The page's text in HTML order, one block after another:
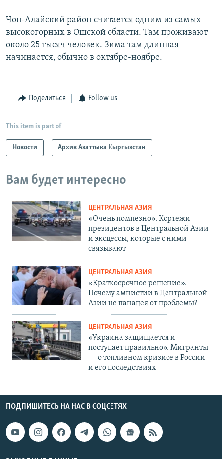
Чон-Алайский район считается одним из самых
высокогорных в Ошской области. Там проживают
около 25 тысяч человек. Зима там длинная –
начинается, обычно в октябре-ноябре.
Поделиться Follow us
This item is part of
Новости Архив Азаттыка Кыргызстан
Вам будет интересно
ЦЕНТРАЛЬНАЯ АЗИЯ
«Очень помпезно». Кортежи
президентов в Центральной Азии
и эксцессы, которые с ними
связывают
ЦЕНТРАЛЬНАЯ АЗИЯ
«Краткосрочное решение».
Почему амнистии в Центральной
Азии не панацея от проблемы?
ЦЕНТРАЛЬНАЯ АЗИЯ
«Украина защищается и
поступает правильно». Мигранты
— о топливном кризисе в России
и его последствиях
ПОДПИШИТЕСЬ НА НАС В СОЦСЕТЯХ